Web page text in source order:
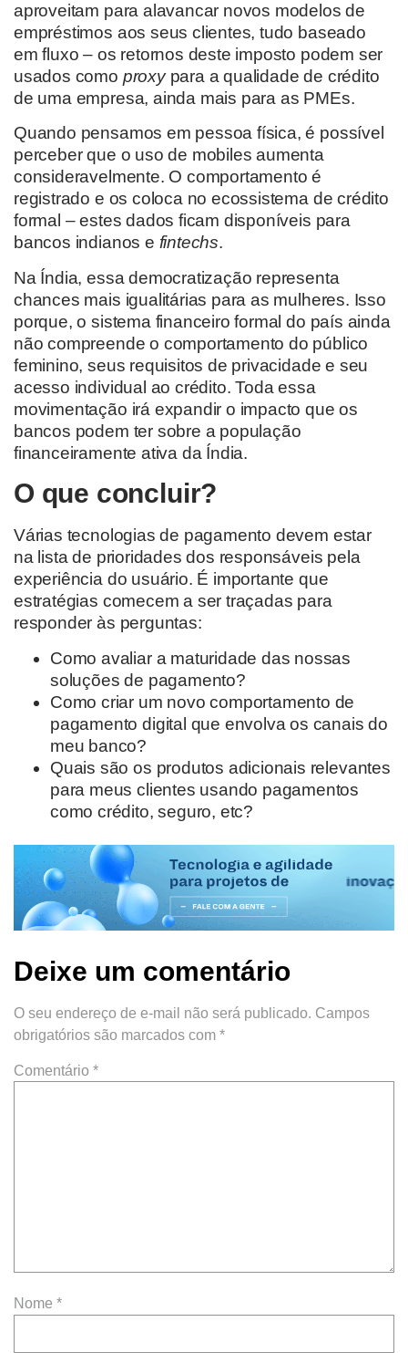
aproveitam para alavancar novos modelos de
empréstimos aos seus clientes, tudo baseado
em fluxo – os retornos deste imposto podem ser
usados como proxypara a qualidade de crédito
de uma empresa, ainda mais para as PMEs.
Quando pensamos em pessoa física, é possível
perceber que o uso de mobiles aumenta
consideravelmente. O comportamento é
registrado e os coloca no ecossistema de crédito
formal – estes dados ficam disponíveis para
bancos indianos e fintechs.
Na Índia, essa democratização representa
chances mais igualitárias para as mulheres. Isso
porque, o sistema financeiro formal do país ainda
não compreende o comportamento do público
feminino, seus requisitos de privacidade e seu
acesso individual ao crédito. Toda essa
movimentação irá expandir o impacto que os
bancos podem ter sobre a população
financeiramente ativa da Índia.
O que concluir?
Várias tecnologias de pagamento devem estar
na lista de prioridades dos responsáveis pela
experiência do usuário. É importante que
estratégias comecem a ser traçadas para
responder às perguntas:
Como avaliar a maturidade das nossas
soluções de pagamento?
Como criar um novo comportamento de
pagamento digital que envolva os canais do
meu banco?
Quais são os produtos adicionais relevantes
para meus clientes usando pagamentos
como crédito, seguro, etc?
Deixe um comentário
O seu endereço de e-mail não será publicado. Campos
obrigatórios são marcados com *
Comentário *
Nome *